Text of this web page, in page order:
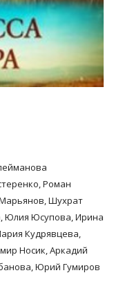
Роман
Шухрат
Юлия Юсупова, Ирина
Кудрявцева,
Носик, Аркадий
Юрий Гумиров